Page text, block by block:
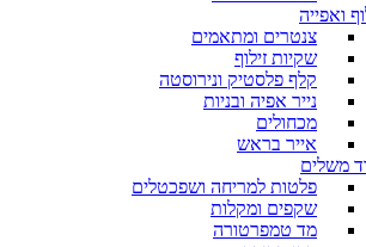
ואפייה
צנטרים ומתאמים
שקיות זילוף
קלף פלסטיק ונירוסטה
נייר אפיה ובניות
מכחולים
אייר בראש
משלים
פלטות למריחה ושפכטלים
שקפים ומקלות
מד טמפרטורה